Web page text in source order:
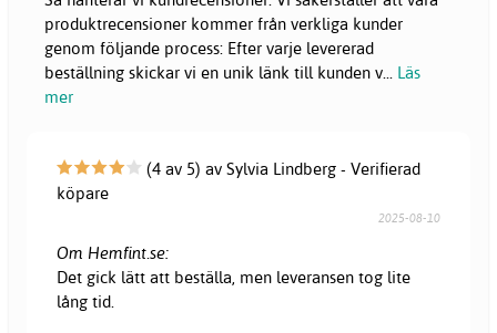
produktrecensioner kommer från verkliga kunder
genom följande process: Efter varje levererad
beställning skickar vi en unik länk till kunden v... Läs
mer
(4 av 5) av Sylvia Lindberg - Verifierad
köpare
2025-08-10
Om Hemfint.se:
Det gick lätt att beställa, men leveransen tog lite
lång tid.